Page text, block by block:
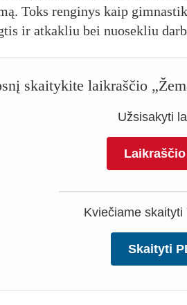
Toks ren­gi­nys kaip
ir at­kak­liu bei nuo­sek­liu
skaitykite laikraščio
Užsisakyti
Kviečiame
Skaityti